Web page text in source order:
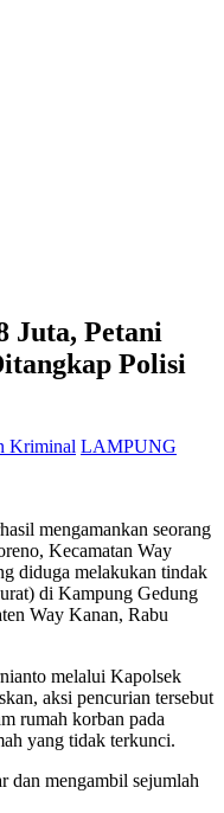
Juta, Petani
Polisi
Kriminal LAMPUNG
mengamankan seorang
Kecamatan Way
diduga melakukan tindak
di Kampung Gedung
Way Kanan, Rabu
melalui Kapolsek
aksi pencurian tersebut
rumah korban pada
yang tidak terkunci.
dan mengambil sejumlah